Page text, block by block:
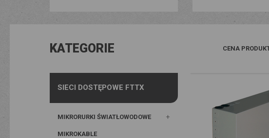
KATEGORIE
SIECI DOSTĘPOWE FTTX
MIKRORURKI ŚWIATŁOWODOWE
MIKROKABLE
CENA